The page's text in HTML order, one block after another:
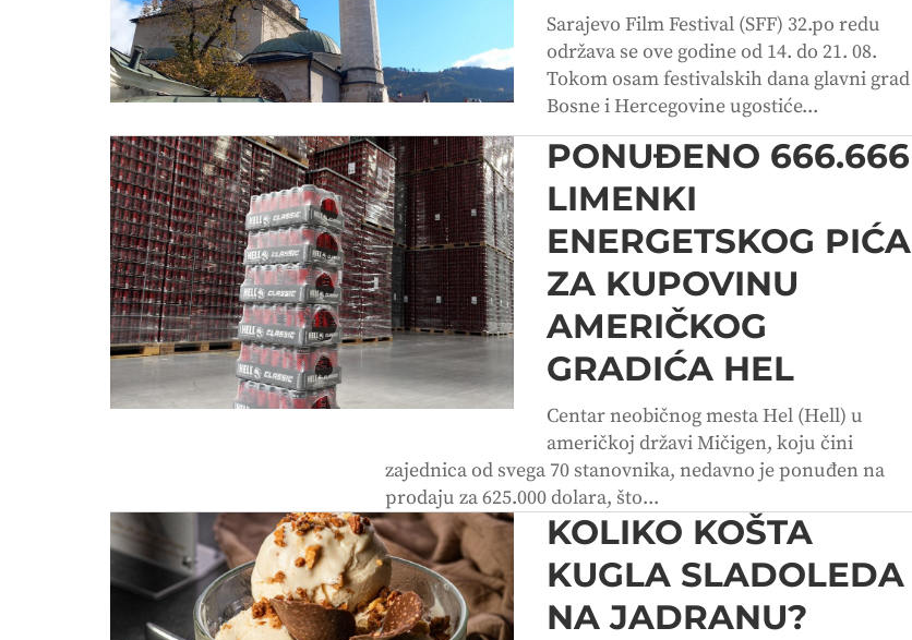
Sarajevo Film Festival (SFF) 32.po redu
održava se ove godine od 14. do 21. 08.
Tokom osam festivalskih dana glavni grad
Bosne i Hercegovine ugostiće...
PONUĐENO 666.666
LIMENKI
ENERGETSKOG PIĆA
ZA KUPOVINU
AMERIČKOG
GRADIĆA HEL
Centar neobičnog mesta Hel (Hell) u
američkoj državi Mičigen, koju čini
zajednica od svega 70 stanovnika, nedavno je ponuđen na
prodaju za 625.000 dolara, što...
KOLIKO KOŠTA
KUGLA SLADOLEDA
NA JADRANU?